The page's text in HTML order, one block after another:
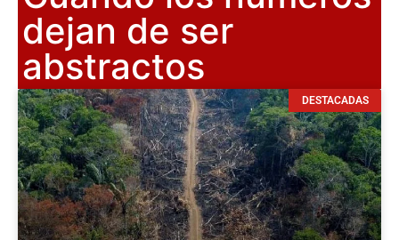
dejan de ser
abstractos
DESTACADAS